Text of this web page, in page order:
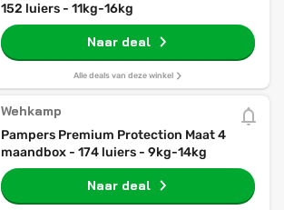
152 luiers - 11kg-16kg
Naar deal
Alle deals van deze winkel
Wehkamp
Pampers Premium Protection Maat 4
maandbox - 174 luiers - 9kg-14kg
Naar deal